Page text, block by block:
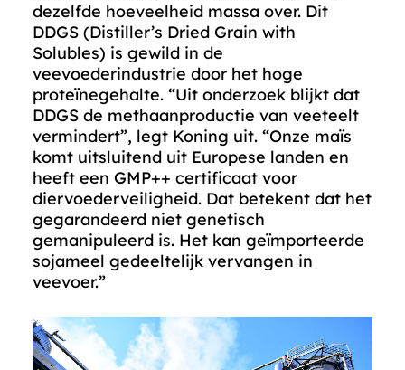
dezelfde hoeveelheid massa over. Dit
DDGS (Distiller’s Dried Grain with
Solubles) is gewild in de
veevoederindustrie door het hoge
proteïnegehalte. “Uit onderzoek blijkt dat
DDGS de methaanproductie van veeteelt
vermindert”, legt Koning uit. “Onze maïs
komt uitsluitend uit Europese landen en
heeft een GMP++ certificaat voor
diervoederveiligheid. Dat betekent dat het
gegarandeerd niet genetisch
gemanipuleerd is. Het kan geïmporteerde
sojameel gedeeltelijk vervangen in
veevoer.”